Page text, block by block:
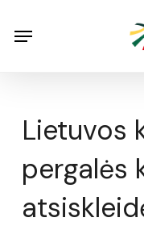
Menu
Lietuvos
pergalės